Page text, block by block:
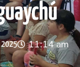
2025 11:14 am